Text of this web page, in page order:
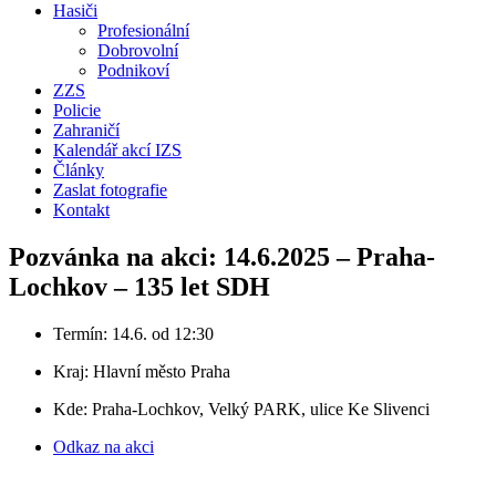
Hasiči
Profesionální
Dobrovolní
Podnikoví
ZZS
Policie
Zahraničí
Kalendář akcí IZS
Články
Zaslat fotografie
Kontakt
Pozvánka na akci: 14.6.2025 – Praha-
Lochkov – 135 let SDH
Termín: 14.6. od 12:30
Kraj: Hlavní město Praha
Kde: Praha-Lochkov, Velký PARK, ulice Ke Slivenci
Odkaz na akci